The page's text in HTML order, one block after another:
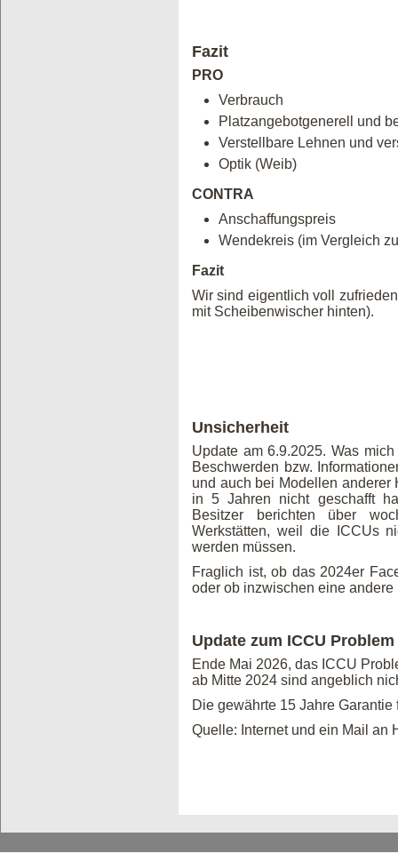
Fazit
PRO
Verbrauch
Platzangebotgenerell und
Verstellbare Lehnen und
Optik (Weib)
CONTRA
Anschaffungspreis
Wendekreis (im Vergleich
Fazit
Wir sind eigentlich voll
mit Scheibenwischer hinten).
Unsicherheit
Update am 6.9.2025. Was
Beschwerden bzw.
und auch bei Modellen
in 5 Jahren nicht geschafft
Besitzer berichten über
Werkstätten, weil die ICCUs
werden müssen.
Fraglich ist, ob das 2024er
oder ob inzwischen eine
Update zum ICCU Problem
Ende Mai 2026, das ICCU
ab Mitte 2024 sind angeblich
Die gewährte 15 Jahre
Quelle: Internet und ein Mail an